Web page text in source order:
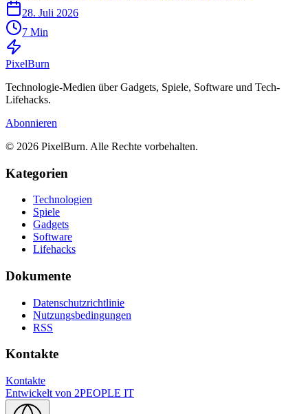
28. Juli 2026
7 Min
PixelBurn
Technologie-Medien über Gadgets, Spiele, Software und Tech-
Lifehacks.
Abonnieren
© 2026 PixelBurn. Alle Rechte vorbehalten.
Kategorien
Technologien
Spiele
Gadgets
Software
Lifehacks
Dokumente
Datenschutzrichtlinie
Nutzungsbedingungen
RSS
Kontakte
Kontakte
Entwickelt von 2PEOPLE IT